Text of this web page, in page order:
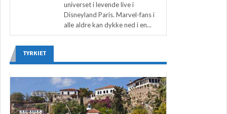
universet i levende live i
Disneyland Paris. Marvel-fans i
alle aldre kan dykke ned i en...
TYRKIET